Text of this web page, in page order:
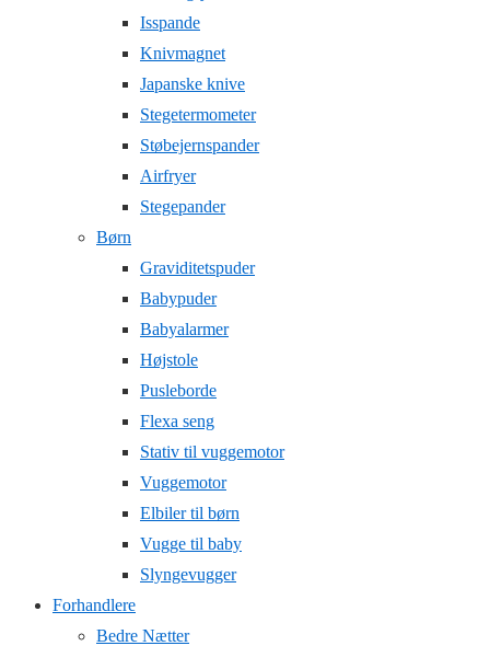
Isspande
Knivmagnet
Japanske knive
Stegetermometer
Støbejernspander
Airfryer
Stegepander
Børn
Graviditetspuder
Babypuder
Babyalarmer
Højstole
Pusleborde
Flexa seng
Stativ til vuggemotor
Vuggemotor
Elbiler til børn
Vugge til baby
Slyngevugger
Forhandlere
Bedre Nætter